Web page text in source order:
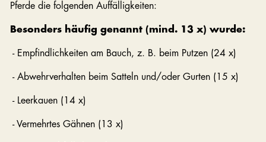
Pferde die folgenden Auffälligkeiten:
Besonders häufig genannt (mind. 13 x) wurde:
- Empfindlichkeiten am Bauch, z. B. beim Putzen (24 x)
- Abwehrverhalten beim Satteln und/oder Gurten (15 x)
- Leerkauen (14 x)
- Vermehrtes Gähnen (13 x)